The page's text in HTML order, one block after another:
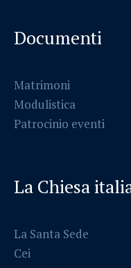
Documenti
Matrimoni
Modulistica
Patrocinio eventi
La Chiesa
La Santa Sede
Cei